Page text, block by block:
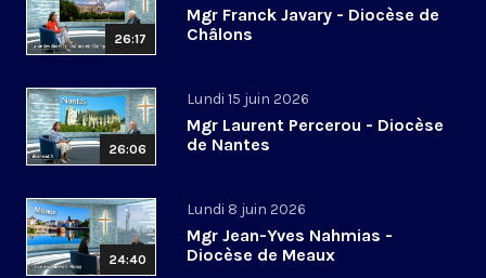
26:17
Mgr Franck Javary - Diocèse de
Châlons
26:06
Lundi 15 juin 2026
Mgr Laurent Percerou - Diocèse
de Nantes
24:40
Lundi 8 juin 2026
Mgr Jean-Yves Nahmias -
Diocèse de Meaux